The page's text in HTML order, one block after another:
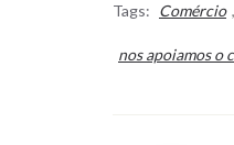
Tags: Comércio ,
nos apoiamos o